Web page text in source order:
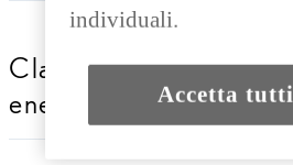
Classe di efficienza
energetica
individuali.
Accetta tutti